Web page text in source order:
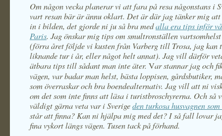
Om någon vecka planerar vi att fara på resa någonstans i
vart resan bär är ännu oklart. Det är där jag tänker mig
in i bilden, det gjorde ni ju så bra medalla era tips inför
Paris. Jag önskar mig tips om smultronställen
(förra året följde vi kusten från Varberg till Trosa, jag kan
liknande tur i år, eller något helt annat). Jag vill därför
ätbara tips till sådant man inte äter. Var stannar jag och
vägen, var badar man helst, bästa loppisen, gårdsbutiker,
som överraskar och bra boendealternativ. Jag vill att ni
om det som inte finns att läsa i turistbroschyrerna. Och så
väldigt gärna veta var i Sverigeden turkosa husvagnen
står att finna? Kan ni hjälpa mig med det? I så fall lovar
fina vykort längs vägen. Tusen tack på förhand.